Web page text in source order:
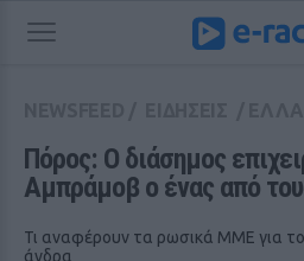
Πόρος: Ο διάσημος
Αμπράμοβ ο ένας από
Τι αναφέρουν τα ρωσικά ΜΜΕ για
άνδρα